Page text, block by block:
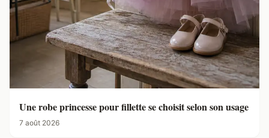
Une robe princesse pour fillette se choisit selon son usage
7 août 2026